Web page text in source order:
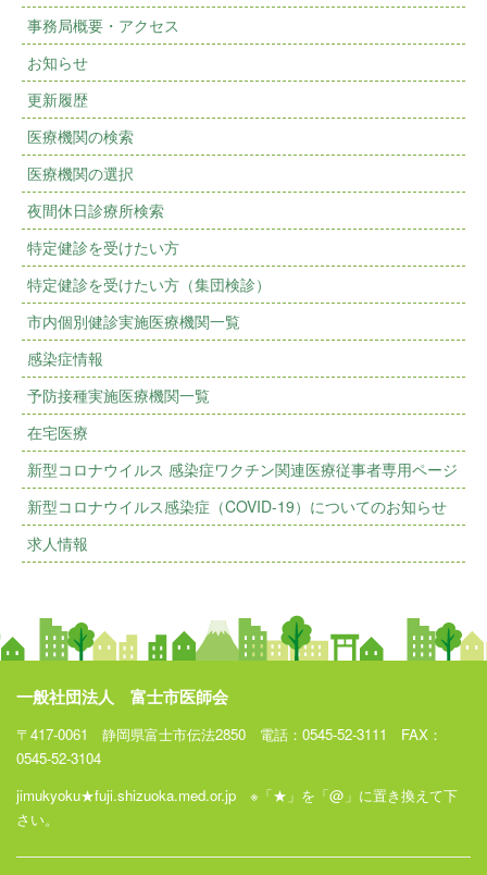
事務局概要・アクセス
お知らせ
更新履歴
医療機関の検索
医療機関の選択
夜間休日診療所検索
特定健診を受けたい方
特定健診を受けたい方（集団検診）
市内個別健診実施医療機関一覧
感染症情報
予防接種実施医療機関一覧
在宅医療
新型コロナウイルス 感染症ワクチン関連医療従事者専用ページ
新型コロナウイルス感染症（COVID-19）についてのお知らせ
求人情報
一般社団法人 富士市医師会
〒417-0061 静岡県富士市伝法2850 電話：0545-52-3111 FAX：
0545-52-3104
jimukyoku★fuji.shizuoka.med.or.jp ※「★」を「@」に置き換えて下
さい。